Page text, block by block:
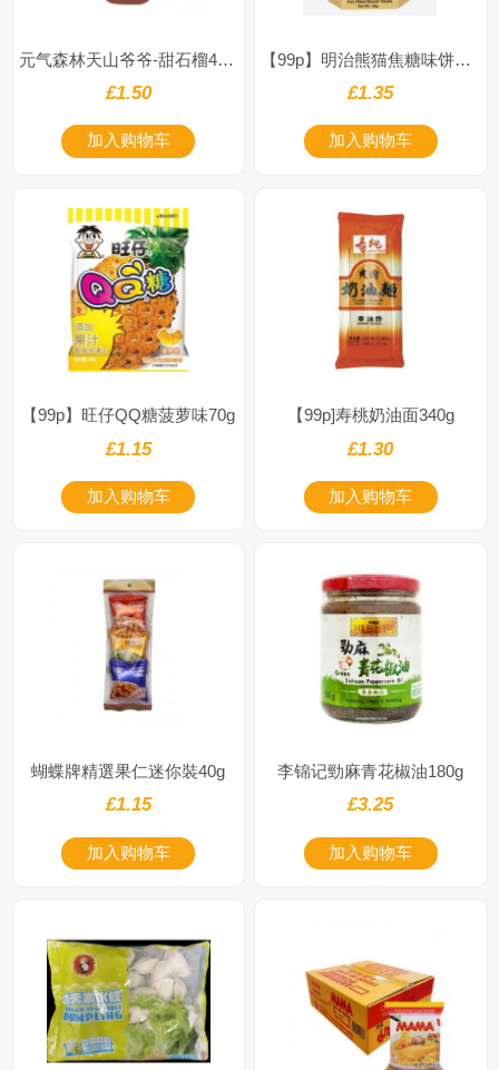
元气森林天山爷爷-甜石榴400ml
£1.50
加入购物车
【99p】明治熊猫焦糖味饼干50g
£1.35
加入购物车
【99p】旺仔QQ糖菠萝味70g
£1.15
加入购物车
【99p]寿桃奶油面340g
£1.30
加入购物车
蝴蝶牌精選果仁迷你裝40g
£1.15
加入购物车
李锦记勁麻青花椒油180g
£3.25
加入购物车